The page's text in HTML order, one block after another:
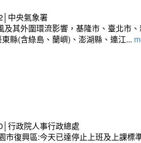
中央氣象署
及其外圍環流影響，基隆市、臺北市
縣(含綠島、蘭嶼)、澎湖縣、連江...
行政院人事行政總處
市復興區:今天已達停止上班及上課